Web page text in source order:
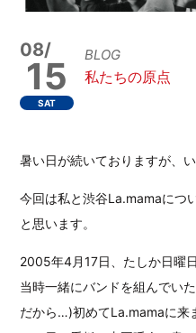
08/
15
SAT
BLOG
私たちの原点
暑い日が続いておりますが、
今回は私と渋谷La.mamaにつ
と思います。
2005年4月17日、たしか日曜
当時一緒にバンドを組んでい
だから…)初めてLa.mamaに来